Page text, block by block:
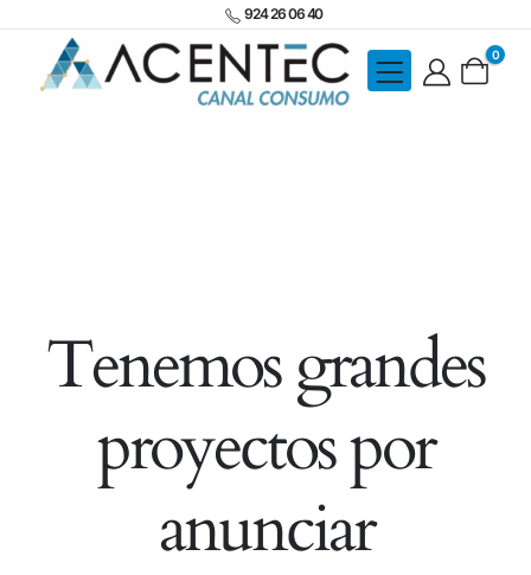
924 26 06 40
0
Tenemos grandes
proyectos por
anunciar